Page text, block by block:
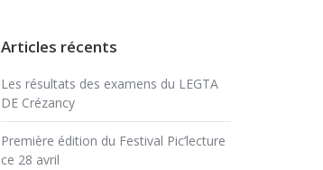
Articles récents
Les résultats des examens du LEGTA
DE Crézancy
Première édition du Festival Pic’lecture
ce 28 avril